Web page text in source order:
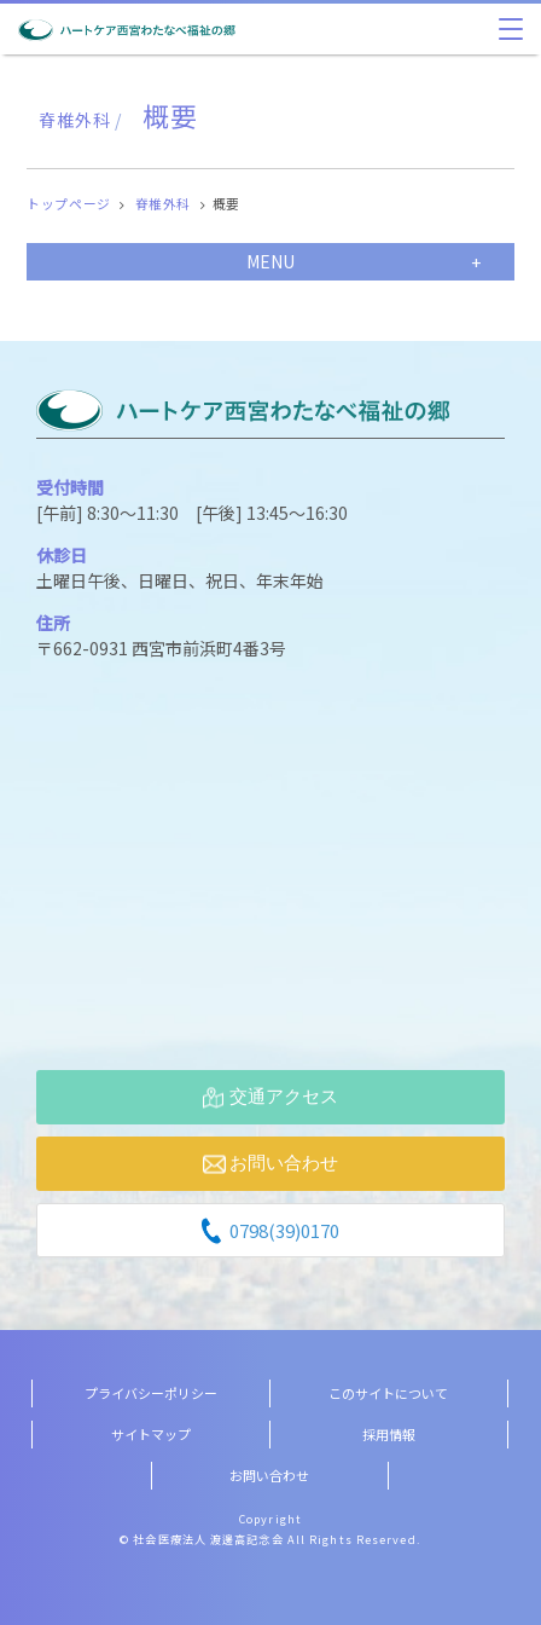
脊椎外科 / 概要
トップページ 脊椎外科 概要
MENU
受付時間
[午前] 8:30～11:30 [午後] 13:45～16:30
休診日
土曜日午後、日曜日、祝日、年末年始
住所
〒662-0931 西宮市前浜町4番3号
交通アクセス
お問い合わせ
0798(39)0170
プライバシーポリシー このサイトについて
サイトマップ 採用情報
お問い合わせ
Copyright
© 社会医療法人 渡邊高記念会 All Rights Reserved.